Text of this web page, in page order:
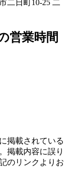
二日町10-25 二
営業時間
掲載されている
掲載内容に誤り
のリンクよりお